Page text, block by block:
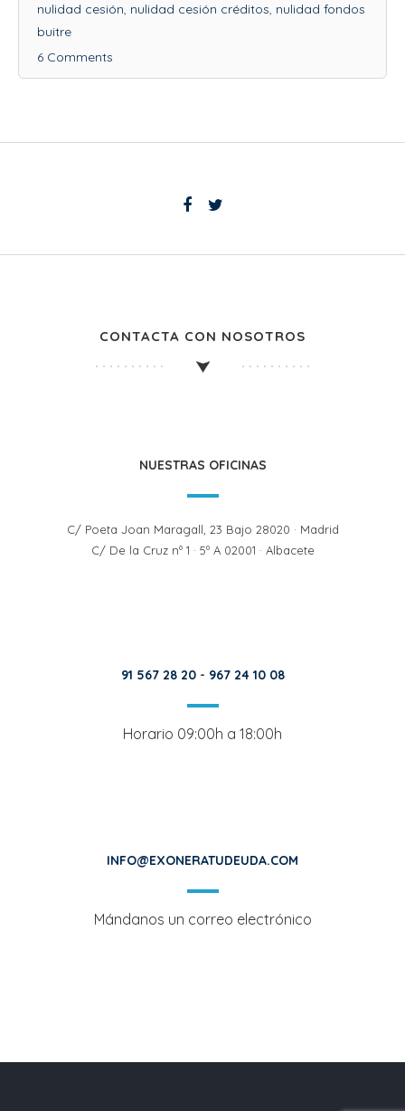
nulidad cesión, nulidad cesión créditos, nulidad fondos
buitre
6 Comments
CONTACTA CON NOSOTROS
NUESTRAS OFICINAS
C/ Poeta Joan Maragall, 23 Bajo 28020 · Madrid
C/ De la Cruz nº 1 · 5º A 02001 · Albacete
91 567 28 20- 967 24 10 08
Horario 09:00h a 18:00h
INFO@EXONERATUDEUDA.COM
Mándanos un correo electrónico